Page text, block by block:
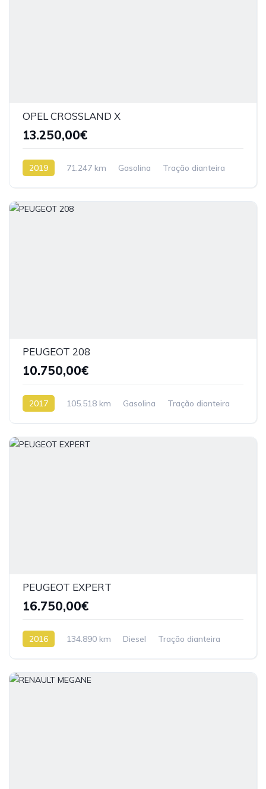
OPEL CROSSLAND X
13.250,00€
2019 71.247 km Gasolina Tração dianteira
PEUGEOT 208
10.750,00€
2017 105.518 km Gasolina Tração dianteira
PEUGEOT EXPERT
16.750,00€
2016 134.890 km Diesel Tração dianteira